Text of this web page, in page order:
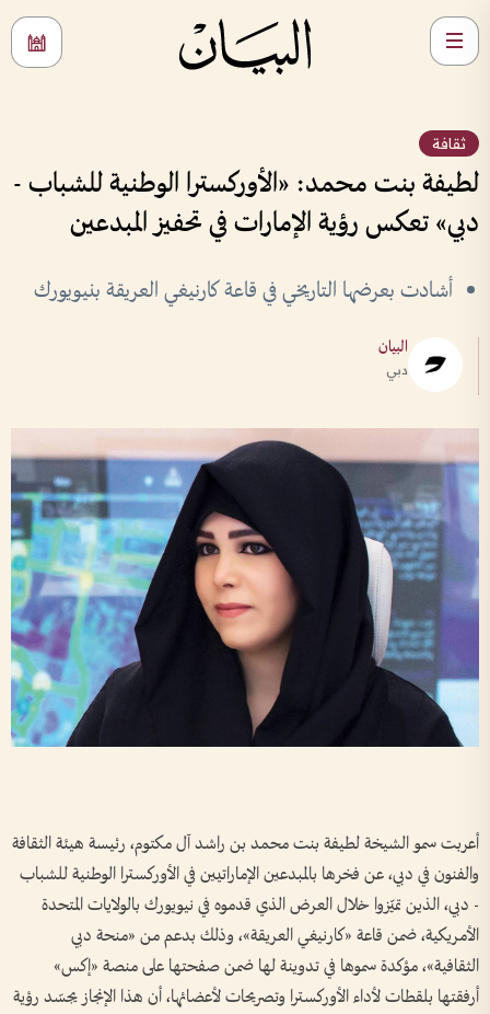
ثقافة
لطيفة بنت محمد: «الأوركسترا الوطنية للشباب -
دبي» تعكس رؤية الإمارات في تحفيز المبدعين
أشادت بعرضها التاريخي في قاعة كارنيغي العريقة بنيويورك
البيان
دبي
أعربت سمو الشيخة لطيفة بنت محمد بن راشد آل مكتوم، رئيسة هيئة الثقافة
والفنون في دبي، عن فخرها بالمبدعين الإماراتيين في الأوركسترا الوطنية للشباب
- دبي، الذين تميّزوا خلال العرض الذي قدموه في نيويورك بالولايات المتحدة
الأمريكية، ضمن قاعة «كارنيغي العريقة»، وذلك بدعم من «منحة دبي
الثقافية»، مؤكدة سموها في تدوينة لها ضمن صفحتها على منصة «إكس»
أرفقتها بلقطات لأداء الأوركسترا وتصريحات لأعضائها، أن هذا الإنجاز يجسّد رؤية